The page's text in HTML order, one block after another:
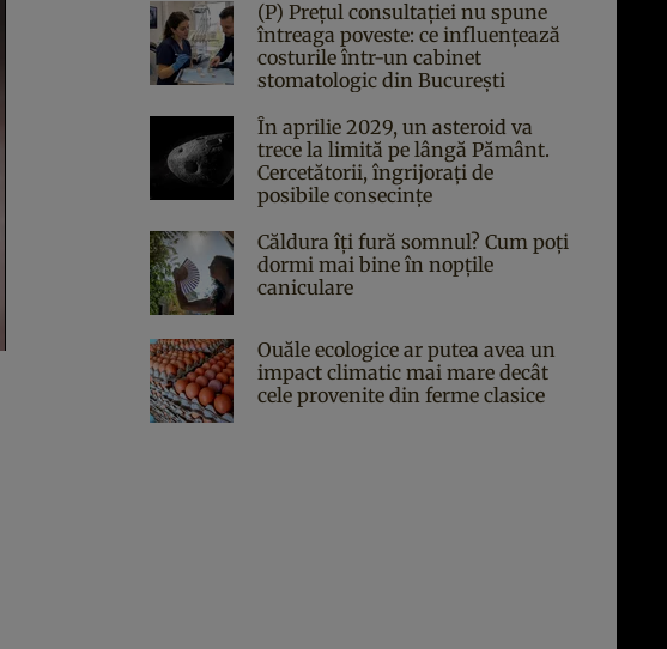
(P) Prețul consultației nu spune
întreaga poveste: ce influențează
costurile într-un cabinet
stomatologic din București
În aprilie 2029, un asteroid va
trece la limită pe lângă Pământ.
Cercetătorii, îngrijorați de
posibile consecințe
Căldura îți fură somnul? Cum poți
dormi mai bine în nopțile
caniculare
Ouăle ecologice ar putea avea un
impact climatic mai mare decât
cele provenite din ferme clasice